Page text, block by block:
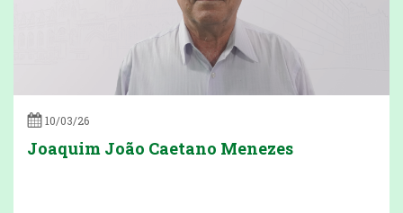
10/03/26
Joaquim João Caetano Menezes